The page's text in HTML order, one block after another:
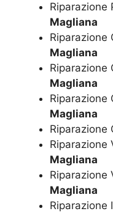
Riparazione
Magliana
Riparazione
Magliana
Riparazione
Magliana
Riparazione
Magliana
Riparazione
Riparazione
Magliana
Riparazione
Magliana
Riparazione